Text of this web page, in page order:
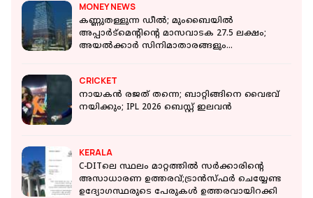
MONEY NEWS
കണ്ണുതള്ളുന്ന ഡീൽ; മുംബൈയിൽ
അപ്പാർട്മെന്റിന്റെ മാസവാടക 27.5 ലക്ഷം;
അയൽക്കാർ സിനിമാതാരങ്ങളും
CRICKET
നായകൻ രജത് തന്നെ; ബാറ്റിങ്ങിനെ വൈഭവ്
നയിക്കും; IPL 2026 ബെസ്റ്റ് ഇലവൻ
KERALA
C-DITലെ സ്ഥലം മാറ്റത്തിൽ സർക്കാരിൻ്റെ
അസാധാരണ ഉത്തരവ്;ട്രാൻസ്ഫർ ചെയ്യേണ്ട
ഉദ്യോഗസ്ഥരുടെ പേരുകൾ ഉത്തരവായിറക്കി